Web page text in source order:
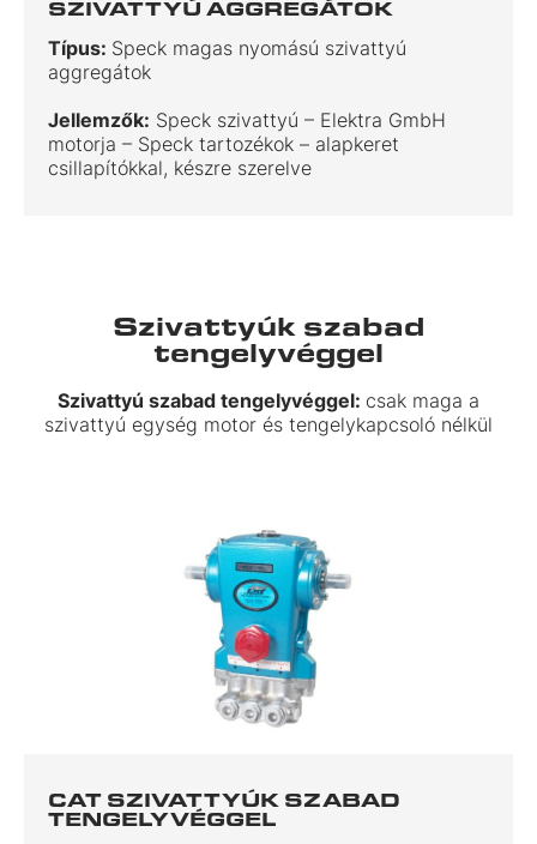
SZIVATTYÚ AGGREGÁTOK
Típus: Speck magas nyomású szivattyú
aggregátok
Jellemzők: Speck szivattyú – Elektra GmbH
motorja – Speck tartozékok – alapkeret
csillapítókkal, készre szerelve
Szivattyúk szabad
tengelyvéggel
Szivattyú szabad tengelyvéggel: csak maga a
szivattyú egység motor és tengelykapcsoló nélkül
CAT SZIVATTYÚK SZABAD
TENGELYVÉGGEL